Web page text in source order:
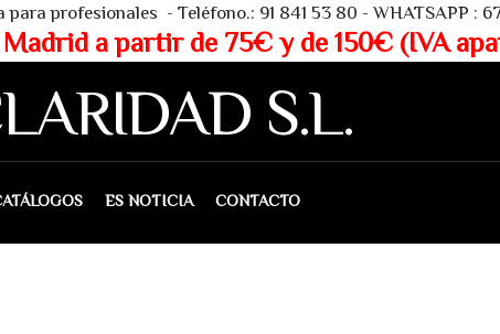
841 53 80 - WHATSAPP : 670
y de 150€ (IVA aparte)
S.L.
ES NOTICIA CONTACTO